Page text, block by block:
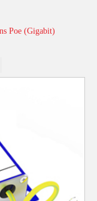
Poe (Gigabit)